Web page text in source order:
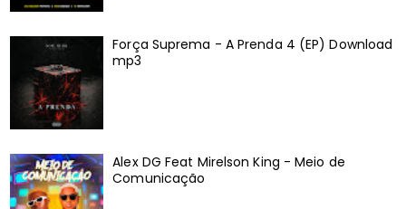
Força Suprema - A Prenda 4 (EP) Download
mp3
Alex DG Feat Mirelson King - Meio de
Comunicação